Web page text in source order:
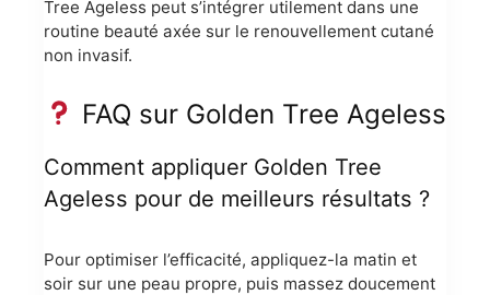
Tree Ageless peut s’intégrer utilement dans une
routine beauté axée sur le renouvellement cutané
non invasif.
FAQ sur Golden Tree Ageless
Comment appliquer Golden Tree
Ageless pour de meilleurs résultats ?
Pour optimiser l’efficacité, appliquez-la matin et
soir sur une peau propre, puis massez doucement